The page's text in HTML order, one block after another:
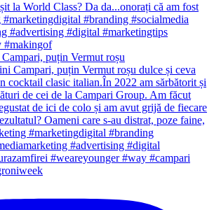
puțin Vermut roșu